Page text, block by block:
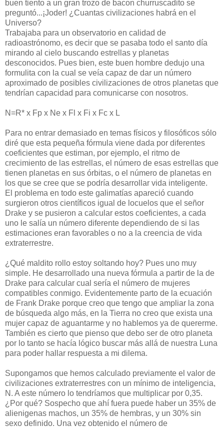
buen tiento a un gran trozo de bacon churruscadito se
preguntó...¡Joder! ¿Cuantas civilizaciones habrá en el
Universo?
Trabajaba para un observatorio en calidad de
radioastrónomo, es decir que se pasaba todo el santo día
mirando al cielo buscando estrellas y planetas
desconocidos. Pues bien, este buen hombre dedujo una
formulita con la cual se veía capaz de dar un número
aproximado de posibles civilizaciones de otros planetas que
tendrían capacidad para comunicarse con nosotros.
N=R* x Fp x Ne x Fl x Fi x Fc x L
Para no entrar demasiado en temas físicos y filosóficos sólo
diré que esta pequeña fórmula viene dada por diferentes
coeficientes que estiman, por ejemplo, el ritmo de
crecimiento de las estrellas, el número de esas estrellas que
tienen planetas en sus órbitas, o el número de planetas en
los que se cree que se podría desarrollar vida inteligente.
El problema en todo este galimatías apareció cuando
surgieron otros científicos igual de locuelos que el señor
Drake y se pusieron a calcular estos coeficientes, a cada
uno le salía un número diferente dependiendo de si las
estimaciones eran favorables o no a la creencia de vida
extraterrestre.
¿Qué maldito rollo estoy soltando hoy? Pues uno muy
simple. He desarrollado una nueva fórmula a partir de la de
Drake para calcular cual sería el número de mujeres
compatibles conmigo. Evidentemente parto de la ecuación
de Frank Drake porque creo que tengo que ampliar la zona
de búsqueda algo más, en la Tierra no creo que exista una
mujer capaz de aguantarme y no hablemos ya de quererme.
También es cierto que pienso que debo ser de otro planeta
por lo tanto se hacía lógico buscar más allá de nuestra Luna
para poder hallar respuesta a mi dilema.
Supongamos que hemos calculado previamente el valor de
civilizaciones extraterrestres con un mínimo de inteligencia,
N. A este número lo tendríamos que multiplicar por 0,35.
¿Por qué? Sospecho que ahí fuera puede haber un 35% de
alienigenas machos, un 35% de hembras, y un 30% sin
sexo definido. Una vez obtenido el número de